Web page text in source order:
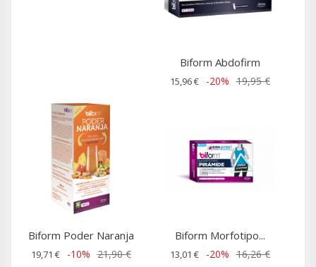
Biform Abdofirm
15,96 € -20% 19,95 €
Biform Poder Naranja
19,71 € -10% 21,90 €
Biform Morfotipo...
13,01 € -20% 16,26 €